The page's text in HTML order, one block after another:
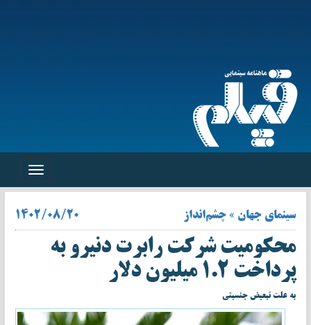
Toggle
سینمای جهان » چشم‌انداز ۱۴۰۲/۰۸/۲۰
محکومیت شرکت رابرت دنیرو به
پرداخت ۱.۲ میلیون دلار
به علت تبعیض جنسیتی